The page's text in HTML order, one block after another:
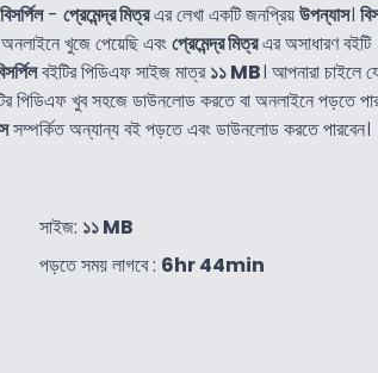
বিসর্পিল- প্রেমেন্দ্র মিত্রএর লেখা একটি জনপ্রিয়উপন্যাস।
খুজে পেয়েছি এবংপ্রেমেন্দ্র মিত্রএর অসাধারণ বইটি
বইটির পিডিএফ সাইজ মাত্র১১ MB। আপনারা চাইলে
পিডিএফ খুব সহজে ডাউনলোড করতে বা অনলাইনে পড়তে
সম্পর্কিত অন্যান্য বই পড়তে এবং ডাউনলোড করতে পারবেন।
সাইজ: ১১ MB
পড়তে সময় লাগবে : 6hr 44min